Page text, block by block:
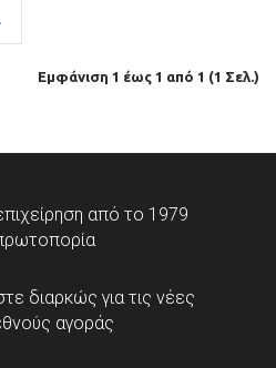
Εμφάνιση 1 έως 1 από 1 (1 Σελ.)
από το 1979
διαρκώς για τις νέες
αγοράς